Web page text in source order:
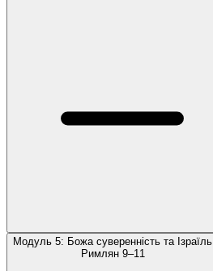
Модуль 5: Божа суверенність та Ізраїль
Римлян 9–11